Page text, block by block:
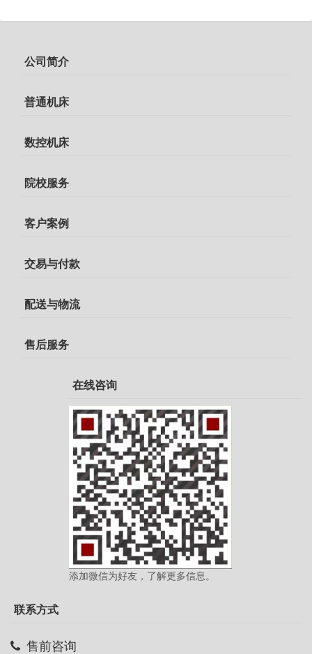
公司简介
普通机床
数控机床
院校服务
客户案例
交易与付款
配送与物流
售后服务
在线咨询
添加微信为好友，了解更多信息。
联系方式
售前咨询